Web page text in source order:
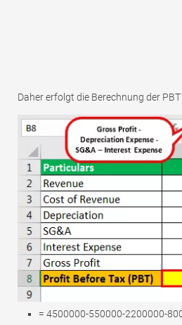
Daher erfolgt die Berechnung der
= 4500000-550000-2200000-